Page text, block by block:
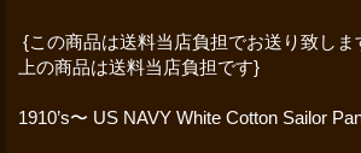
{この商品は送料当店負担でお送り致しま
上の商品は送料当店負担です}
1910’s〜 US NAVY White Cotton Sailor